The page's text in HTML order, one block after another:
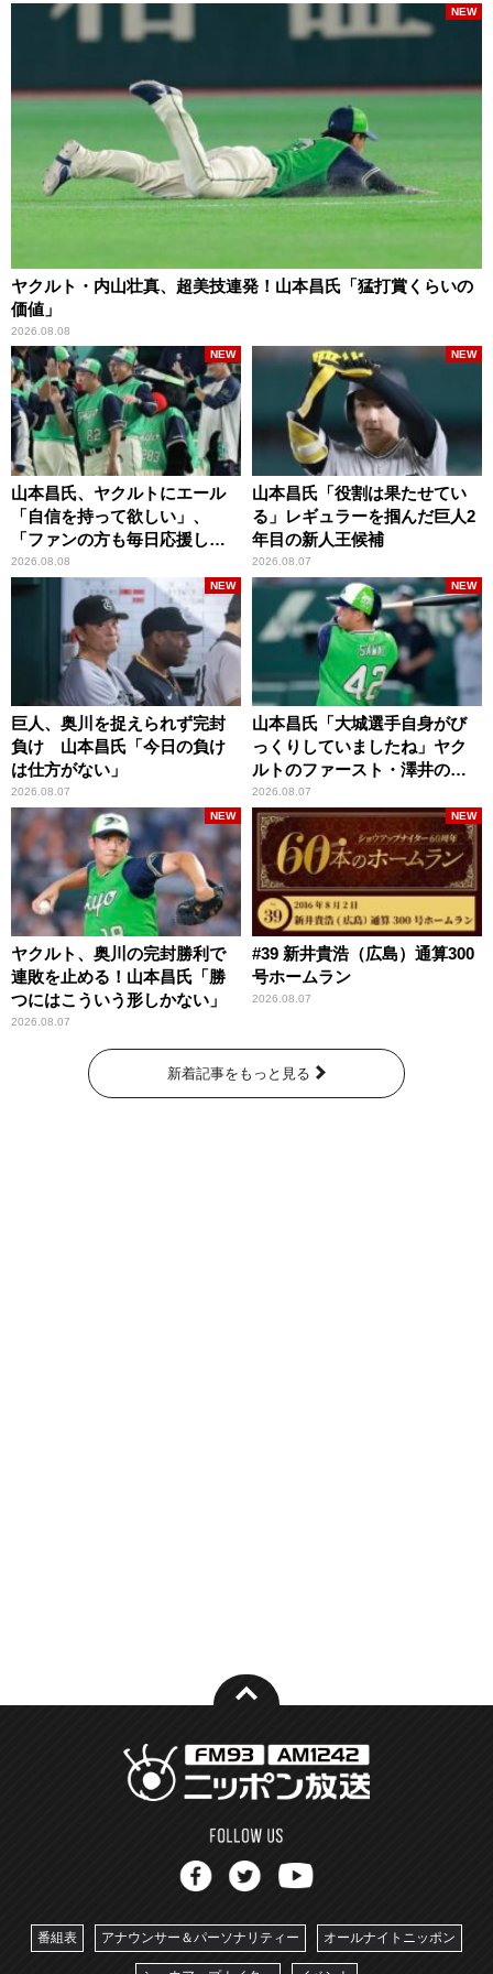
ヤクルト・内山壮真、超美技連発！山本昌氏「猛打賞くらいの
価値」
2026.08.08
NEW
山本昌氏、ヤクルトにエール
「自信を持って欲しい」、
「ファンの方も毎日応援して
くれています」
2026.08.08
NEW
山本昌氏「役割は果たせてい
る」レギュラーを掴んだ巨人2
年目の新人王候補
2026.08.07
NEW
巨人、奥川を捉えられず完封
負け 山本昌氏「今日の負け
は仕方がない」
2026.08.07
NEW
山本昌氏「大城選手自身がび
っくりしていましたね」ヤク
ルトのファースト・澤井の判
断を評価
2026.08.07
NEW
ヤクルト、奥川の完封勝利で
連敗を止める！山本昌氏「勝
つにはこういう形しかない」
2026.08.07
NEW
#39 新井貴浩（広島）通算300
号ホームラン
2026.08.07
NEW
新着記事をもっと見る
番組表 アナウンサー＆パーソナリティー オールナイトニッポン